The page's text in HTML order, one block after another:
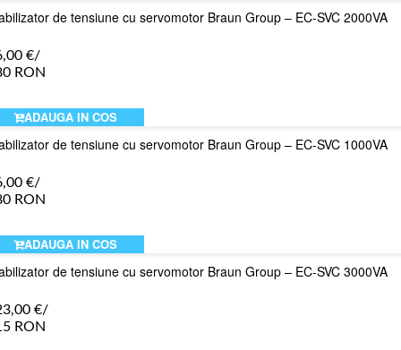
de tensiune cu servomotor Braun Group – EC-SVC 2000VA
€/
RON
ADAUGA IN COS
de tensiune cu servomotor Braun Group – EC-SVC 1000VA
€/
RON
ADAUGA IN COS
de tensiune cu servomotor Braun Group – EC-SVC 3000VA
€/
RON